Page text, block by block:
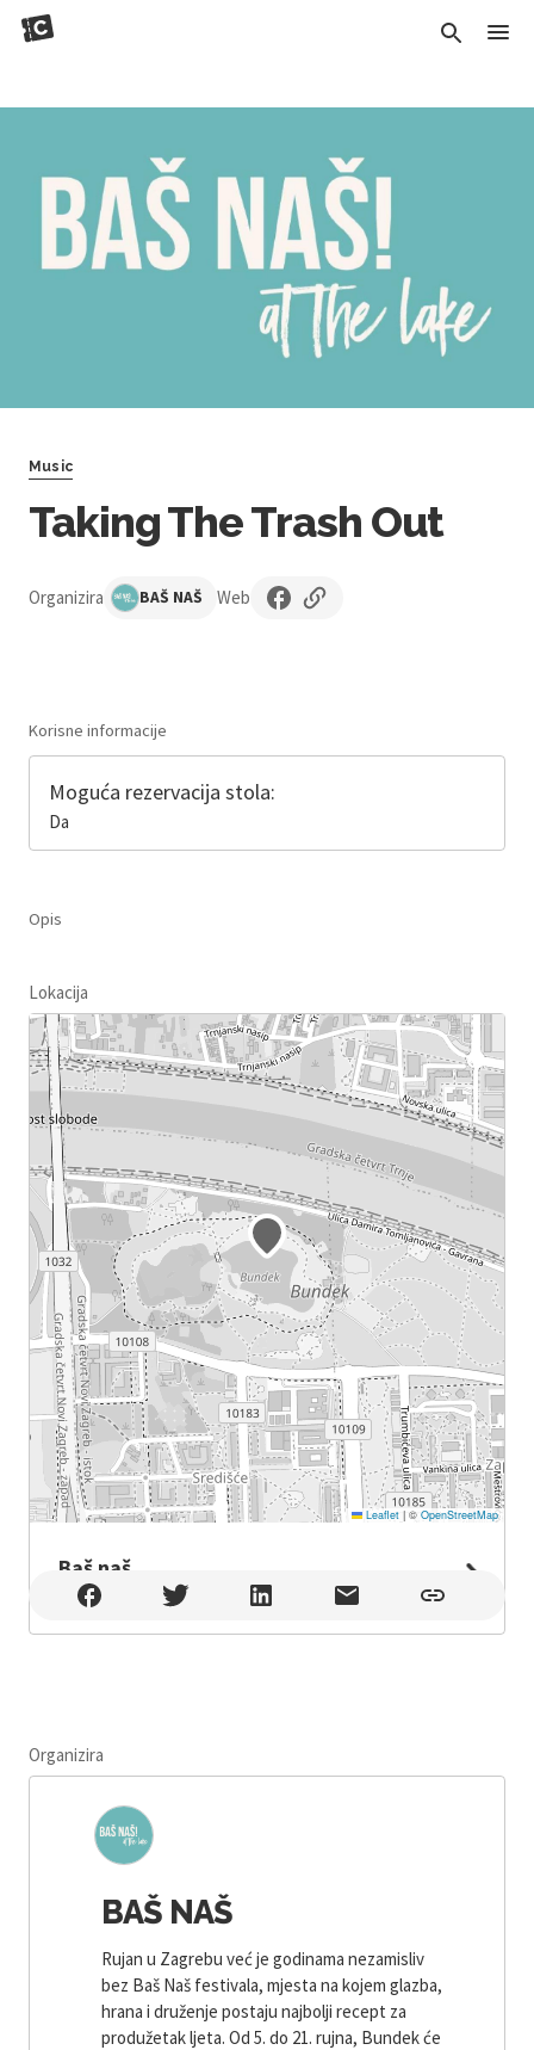
Music
Taking The Trash Out
Organizira BAŠ NAŠ Web
Korisne informacije
Moguća rezervacija stola:
Da
Opis
Lokacija
Leaflet |© OpenStreetMap
Baš naš
Baš naš , Zagreb
Organizira
BAŠ NAŠ
Rujan u Zagrebu već je godinama nezamisliv
bez Baš Naš festivala, mjesta na kojem glazba,
hrana i druženje postaju najbolji recept za
produžetak ljeta. Od 5. do 21. rujna, Bundek će